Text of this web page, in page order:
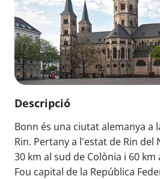
Descripció
Bonn és una ciutat alemanya a
Rin. Pertany a l'estat de Rin del
30 km al sud de Colònia i 60
Fou capital de la República